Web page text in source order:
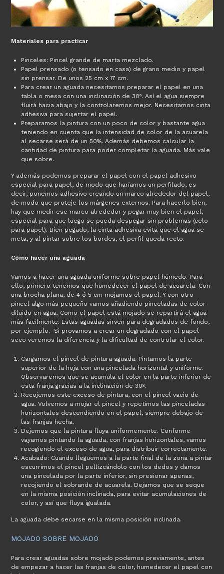
Materiales para practicar
Pinceles: Pincel grande de marta mezclado.
Papel prensado (o tensado en casa) de grano medio y papel
sin prensar. De unos 25 cm x 17 cm.
Para crear un aguada necesitamos preparar el papel en una
tabla o mesa con una inclinación de 30º. Así el agua siempre
fluirá hacia abajo y la controlaremos mejor. Necesitamos cinta
adhesiva para sujertar el papel.
Preparamos la pintura con un poco de color y bastante agua
teniendo en cuenta que la intensidad de color de la acuarela
al secarse será de un 50%. Además debemos calcular la
cantidad de pintura para poder completar la aguada. Más vale
que sobre.
Y además podemos preparar el papel con el papel adhesivo
especial para papel, de modo que haríamos un perfilado, es
decir, ponemos adhesivo creando un marco alrededor del papel,
de modo que proteje los márgenes externos. Para hacerlo bien,
hay que medir ese marco alrededor y pegar muy bien el papel,
especial para que luego se pueda despegar sin problemas (celo
para papel). Bien pegado, la cinta adhesiva evita que el agua se
meta, y al pintar sobre los bordes, el perfil queda recto.
Cómo hacer una aguada
Vamos a hacer una aguada uniforme sobre papel húmedo. Para
ello, primero tenemos que humedecer el papel de acuarela. Con
una brocha plana, de 4 ó 5 cm mojamos el papel. Y con otro
pincel algo más pequeño vamos añadiendo pinceladas de color
diluido en agua. Como el papel está mojado se repartirá el agua
más facilmente. Estas aguadas sirven para degradados de fondo,
por ejemplo. Si provamos a crear un degradado con el papel
seco veremos la diferencia y la dificultad de controlar el color.
Cargamos el pincel de pintura aguada. Pintamos la parte
superior de la hoja con una pincelada horizontal y uniforme.
Observaremos que se acumula el color en la parte inferior de
esta franja gracias a la inclinación de 30º.
Recojemos este exceso de pintura, con el pincel vacio de
agua. Volvemos a mojar el pincel y repetimos las pinceladas
horizontales descendiendo en el papel, siempre debajo de
las franjas hecha.
Dejemos que la pintura fluya uniformemente. Conforme
vayamos pintando la aguada, con franjas horizontales, vamos
recogiendo el exceso de agua, para distribuir correctamente.
Acabado: Cuando lleguemos a la parte final de la zona a pintar
escurrimos el pincel pellizcándolo con los dedos y damos
una pincelada por la parte inferior, sin presionar apenas,
recojiendo el sobrande de acuarela. Dejamos que se seque
en la misma posición inclinada, para evitar acumulaciones de
color, y así que fluya igualada.
La aguada debe secarse en la misma posición inclinada.
MOJADO SOBRE MOJADO
Para crear aguadas sobre mojado podemos previamente, antes
de empezar a hacer las franjas de color, humedecer el papel con